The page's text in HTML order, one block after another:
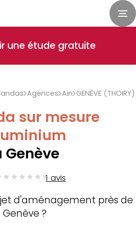
une étude gratuite
Agences Ain GENÈVE (THOIRY)
sur mesure
Genève
1 avis
d'aménagement près de
Genève ?